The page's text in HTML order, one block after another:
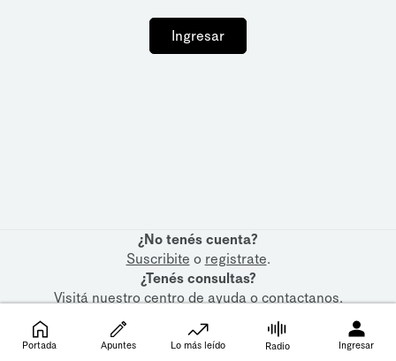
Ingresar
¿No tenés cuenta?
Suscribite o registrate.
¿Tenés consultas?
Visitá nuestrocentro de ayudaocontactanos.
Portada Apuntes Lo más leído Radio Ingresar